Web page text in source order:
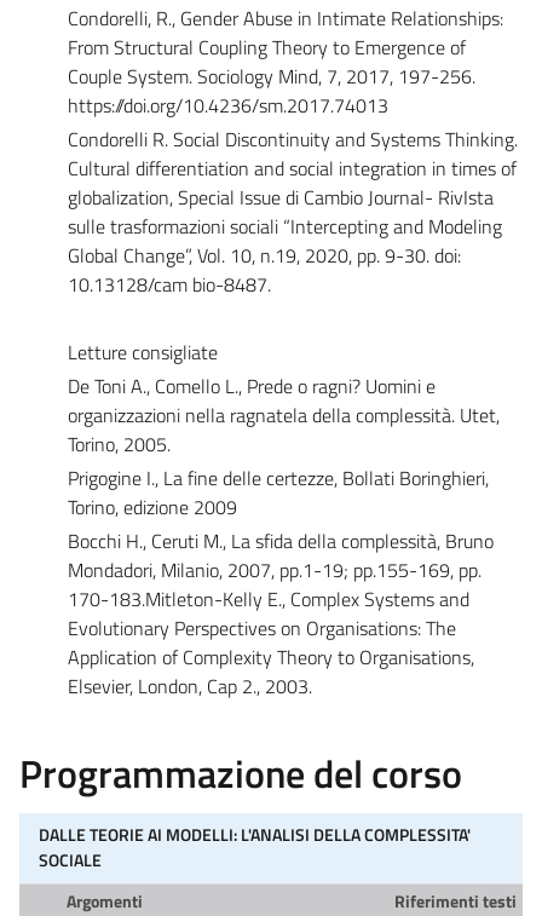
Condorelli, R., Gender Abuse in Intimate Relationships:
From Structural Coupling Theory to Emergence of
Couple System. Sociology Mind, 7, 2017, 197-256.
https://doi.org/10.4236/sm.2017.74013
Condorelli R. Social Discontinuity and Systems Thinking.
Cultural differentiation and social integration in times of
globalization, Special Issue di Cambio Journal- RivIsta
sulle trasformazioni sociali “Intercepting and Modeling
Global Change”, Vol. 10, n.19, 2020, pp. 9-30. doi:
10.13128/cam bio-8487.
Letture consigliate
De Toni A., Comello L., Prede o ragni? Uomini e
organizzazioni nella ragnatela della complessità. Utet,
Torino, 2005.
Prigogine I., La fine delle certezze, Bollati Boringhieri,
Torino, edizione 2009
Bocchi H., Ceruti M., La sfida della complessità, Bruno
Mondadori, Milanio, 2007, pp.1-19; pp.155-169, pp.
170-183.Mitleton-Kelly E., Complex Systems and
Evolutionary Perspectives on Organisations: The
Application of Complexity Theory to Organisations,
Elsevier, London, Cap 2., 2003.
Programmazione del corso
DALLE TEORIE AI MODELLI: L'ANALISI DELLA COMPLESSITA'
SOCIALE
Argomenti
Riferimenti testi